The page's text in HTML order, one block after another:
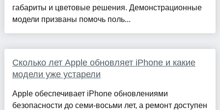
габариты и цветовые решения. Демонстрационные
модели призваны помочь поль...
Сколько лет Apple обновляет iPhone и какие
модели уже устарели
Apple обеспечивает iPhone обновлениями
безопасности до семи-восьми лет, а ремонт доступен